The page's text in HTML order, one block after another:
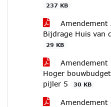
237 KB
Amendement
Bijdrage Huis van
29 KB
Amendement
Hoger
pijler 5
30 KB
Amendement